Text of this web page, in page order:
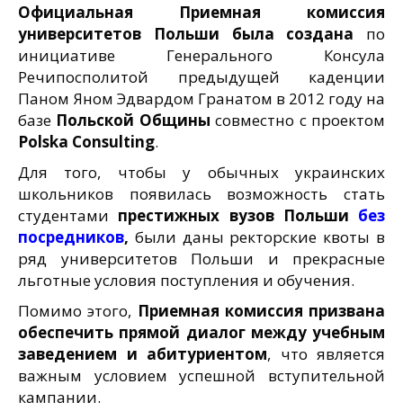
Официальная Приемная комиссия
университетов Польши была создана по
инициативе Генерального Консула
Речипосполитой предыдущей каденции
Паном Яном Эдвардом Гранатом в 2012 году на
базе Польской Общины совместно с проектом
Polska Consulting.
Для того, чтобы у обычных украинских
школьников появилась возможность стать
студентами престижных вузов Польши без
посредников, были даны ректорские квоты в
ряд университетов Польши и прекрасные
льготные условия поступления и обучения.
Помимо этого, Приемная комиссия призвана
обеспечить прямой диалог между учебным
заведением и абитуриентом, что является
важным условием успешной вступительной
кампании.